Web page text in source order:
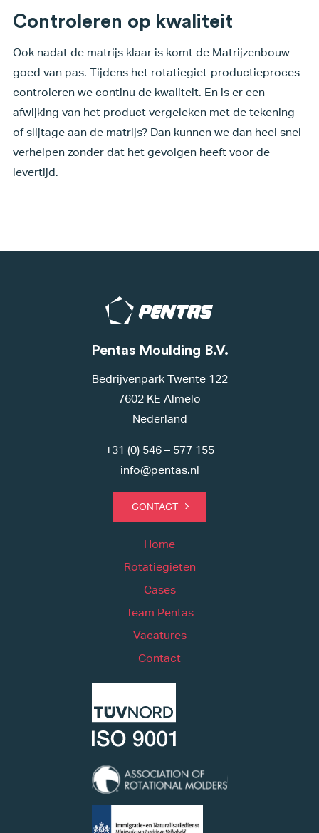
Controleren op kwaliteit
Ook nadat de matrijs klaar is komt de Matrijzenbouw
goed van pas. Tijdens het rotatiegiet-productieproces
controleren we continu de kwaliteit. En is er een
afwijking van het product vergeleken met de tekening
of slijtage aan de matrijs? Dan kunnen we dan heel snel
verhelpen zonder dat het gevolgen heeft voor de
levertijd.
Pentas Moulding B.V.
Bedrijvenpark Twente 122
7602 KE Almelo
Nederland
+31 (0) 546 – 577 155
info@pentas.nl
CONTACT
Home
Rotatiegieten
Cases
Team Pentas
Vacatures
Contact